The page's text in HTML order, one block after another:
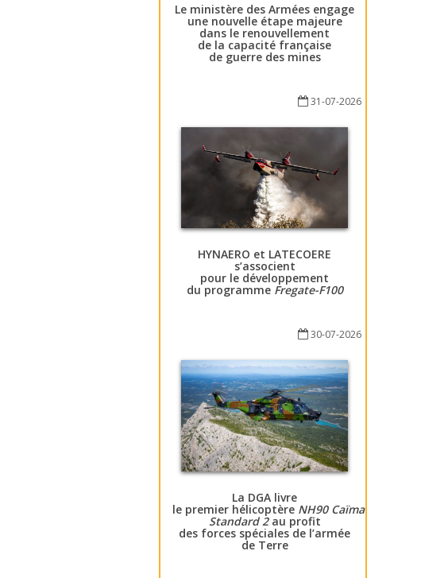
Le ministère des Armées engage
une nouvelle étape majeure
dans le renouvellement
de la capacité française
de guerre des mines
31-07-2026
HYNAERO et LATECOERE
s’associent
pour le développement
du programme Fregate-F100
30-07-2026
La DGA livre
le premier hélicoptère NH90 Caïman
Standard 2au profit
des forces spéciales de l’armée
de Terre